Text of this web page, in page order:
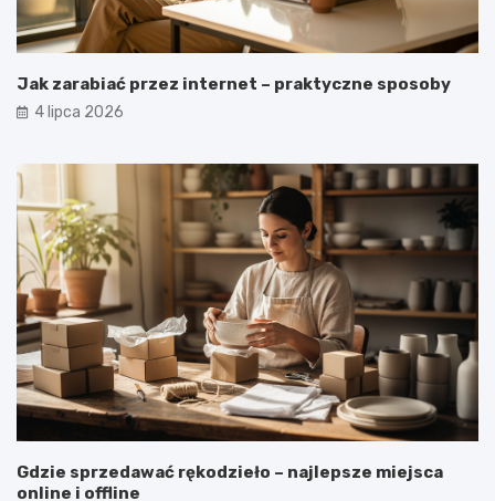
Jak zarabiać przez internet – praktyczne sposoby
4 lipca 2026
Gdzie sprzedawać rękodzieło – najlepsze miejsca
online i offline